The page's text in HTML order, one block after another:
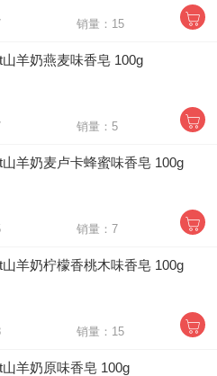
销量：15
羊奶燕麦味香皂 100g
销量：5
羊奶麦卢卡蜂蜜味香皂 100g
销量：7
羊奶柠檬香桃木味香皂 100g
销量：15
羊奶原味香皂 100g